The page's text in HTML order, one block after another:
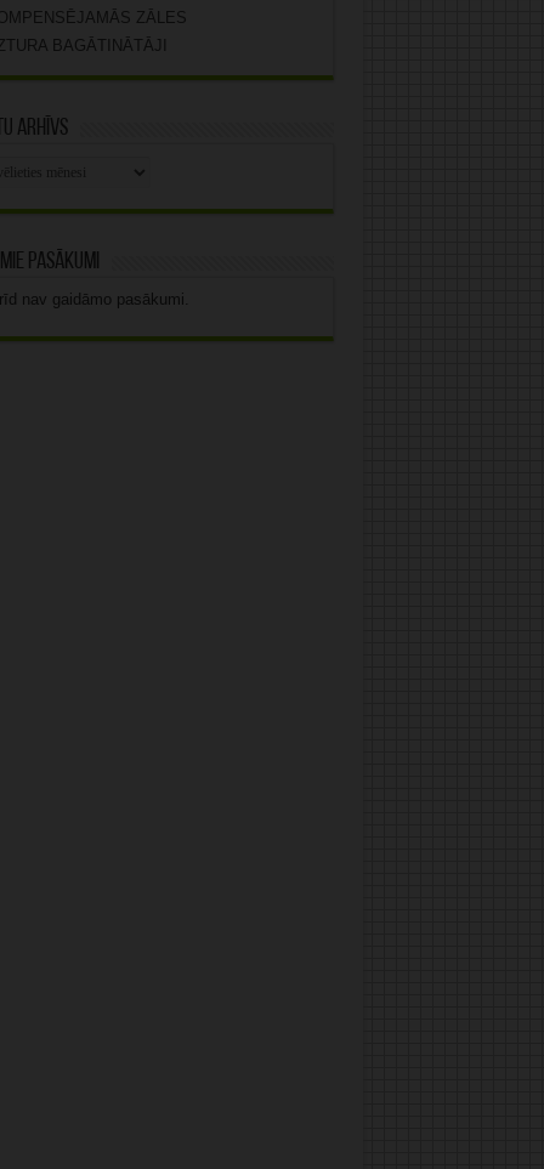
ZĀLES
BAGĀTINĀTĀJI
arhīvs
pasākumi
nav gaidāmo pasākumi.